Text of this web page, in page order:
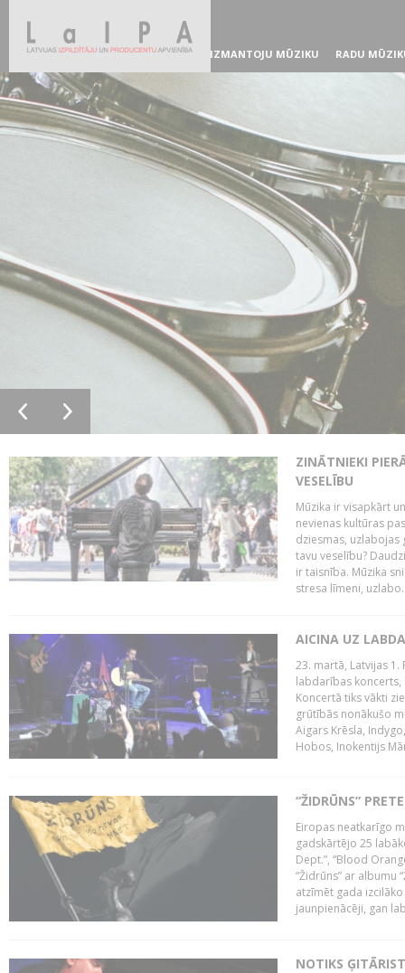
IZMANTOJU MŪZIKU RADU
ZINĀTNIEKI
VESELĪBU
Mūzika ir visapkārt
nevienas kultūras
dziesmas, uzlabojas
tavu veselību?
ir taisnība. Mūzika
stresa līmeni,
AICINA UZ
23. martā, Latvijas 1.
labdarības koncerts,
Koncertā tiks vākti
grūtībās nonākušo
Aigars Krēsla,
Hobos, Inokentijs
“ŽIDRŪNS”
Eiropas neatkarīgo
gadskārtējo 25
Dept.”, “Blood
“Židrūns” ar albumu
atzīmēt gada
jaunpienācēji, gan
NOTIKS